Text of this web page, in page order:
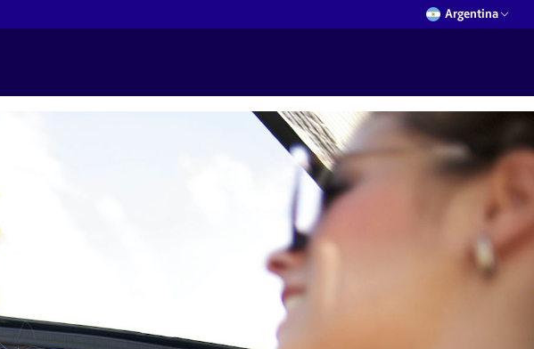
Argentina